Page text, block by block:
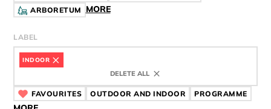
ARBORETUM
MORE
LABEL
INDOOR CÍMKE
DELETE ALL
FAVOURITES CÍMKE
OUTDOOR AND INDOOR CÍMKE
PROGRAMME